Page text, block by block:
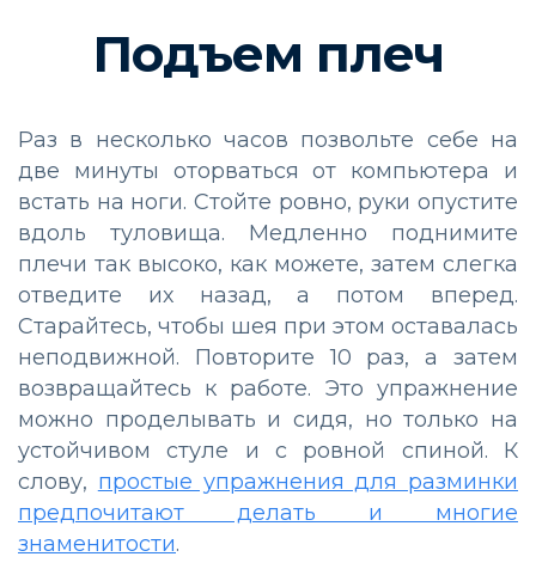
Подъем плеч
Раз в несколько часов позвольте себе на
две минуты оторваться от компьютера и
встать на ноги. Стойте ровно, руки опустите
вдоль туловища. Медленно поднимите
плечи так высоко, как можете, затем слегка
отведите их назад, а потом вперед.
Старайтесь, чтобы шея при этом оставалась
неподвижной. Повторите 10 раз, а затем
возвращайтесь к работе. Это упражнение
можно проделывать и сидя, но только на
устойчивом стуле и с ровной спиной. К
слову, простые упражнения для разминки
предпочитают делать и многие
знаменитости.